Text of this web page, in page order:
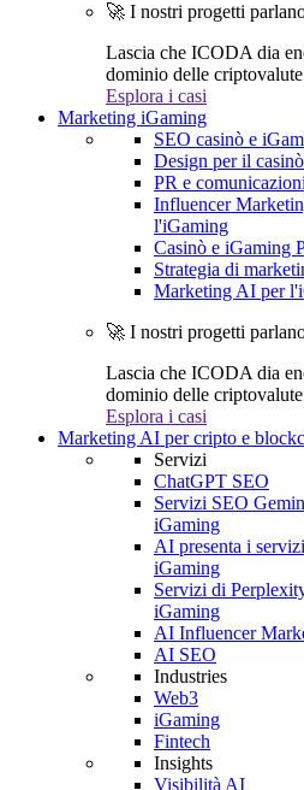
🚀 I nostri progetti
Lascia che ICODA dia
dominio delle
Esplora i casi
Marketing iGaming
SEO casinò e
Design per il
PR e
Influencer
l'iGaming
Casinò e iGaming
Strategia di
Marketing AI per
🚀 I nostri progetti
Lascia che ICODA dia
dominio delle
Esplora i casi
Marketing AI per cripto e
Servizi
ChatGPT SEO
Servizi SEO
iGaming
AI presenta i
iGaming
Servizi di
iGaming
AI Influencer
AI SEO
Industries
Web3
iGaming
Fintech
Insights
Visibilità AI